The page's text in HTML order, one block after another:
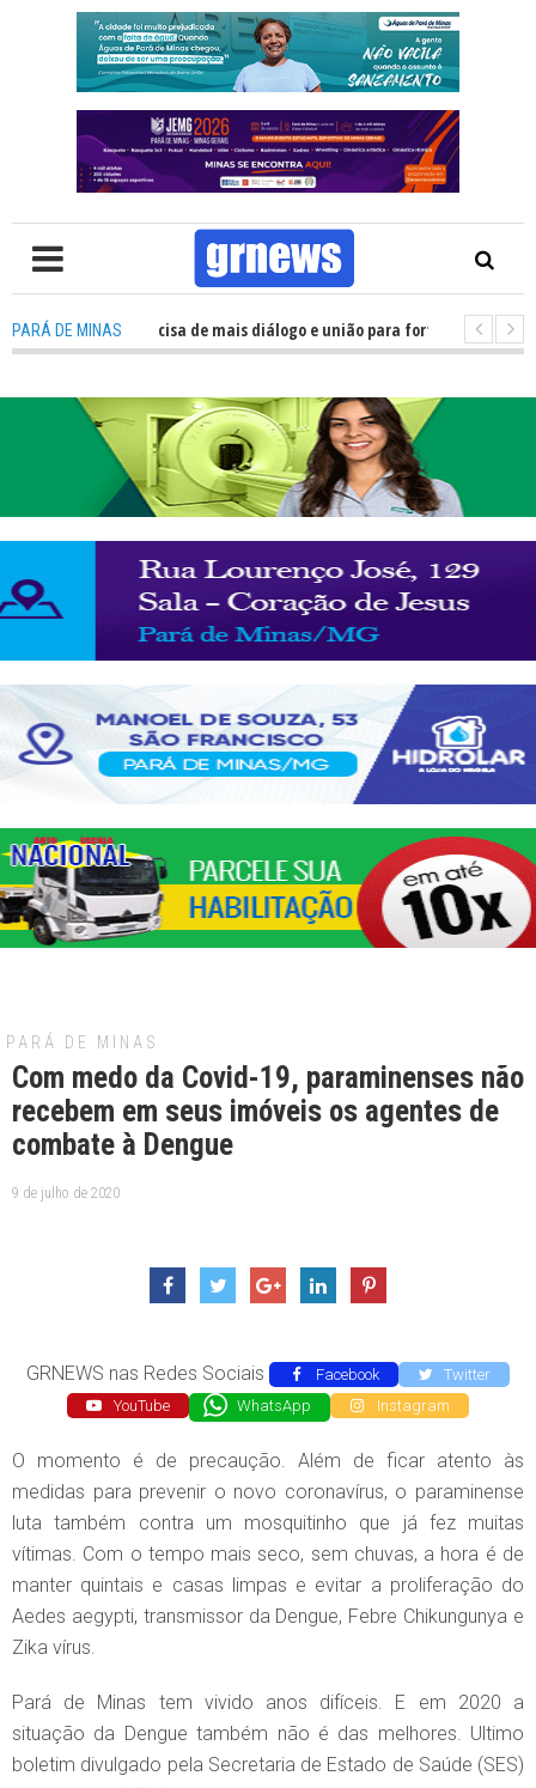
PARÁ DE MINAS
TV: Política precisa de mais diálogo e união para fortalecer Minas e
PARÁ DE MINAS
Com medo da Covid-19, paraminenses não
recebem em seus imóveis os agentes de
combate à Dengue
9 de julho de 2020
GRNEWS nas Redes Sociais Facebook
Twitter
YouTube
WhatsApp Instagram
O momento é de precaução. Além de ficar atento às
medidas para prevenir o novo coronavírus, o paraminense
luta também contra um mosquitinho que já fez muitas
vítimas. Com o tempo mais seco, sem chuvas, a hora é de
manter quintais e casas limpas e evitar a proliferação do
Aedes aegypti, transmissor da Dengue, Febre Chikungunya e
Zika vírus.
Pará de Minas tem vivido anos difíceis. E em 2020 a
situação da Dengue também não é das melhores. Ultimo
boletim divulgado pela Secretaria de Estado de Saúde (SES)